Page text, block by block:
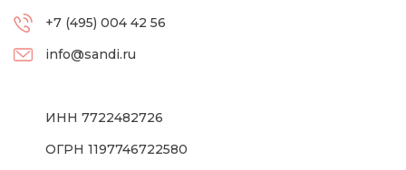
+7 (495) 004 42 56
info@sandi.ru
ИНН 7722482726
ОГРН 1197746722580